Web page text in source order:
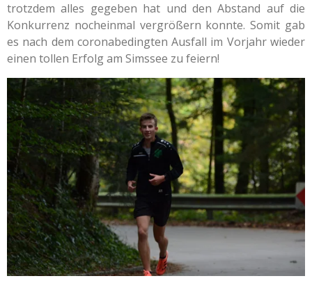
trotzdem alles gegeben hat und den Abstand auf die
Konkurrenz nocheinmal vergrößern konnte. Somit gab
es nach dem coronabedingten Ausfall im Vorjahr wieder
einen tollen Erfolg am Simssee zu feiern!